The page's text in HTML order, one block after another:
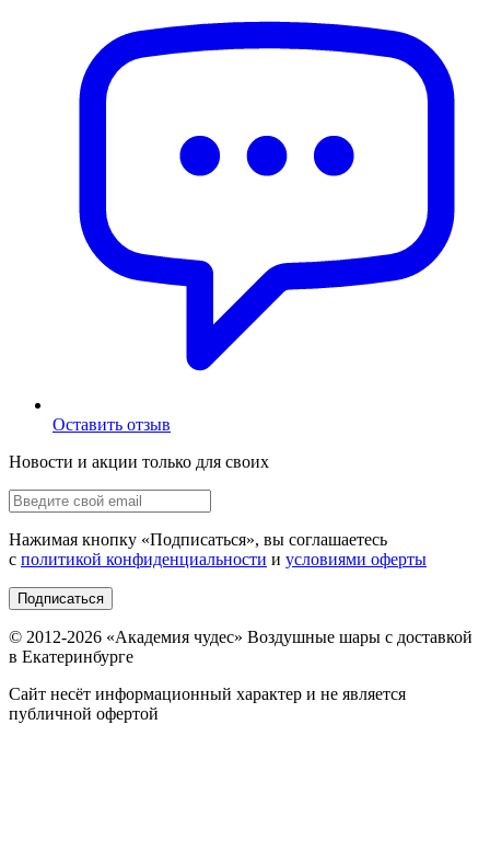
Оставить отзыв
Новости и акции только для своих
Нажимая кнопку «Подписаться», вы соглашаетесь
с политикой конфиденциальности и условиями оферты
Подписаться
© 2012-2026 «Академия чудес» Воздушные шары с доставкой
в Екатеринбурге
Сайт несёт информационный характер и не является
публичной офертой